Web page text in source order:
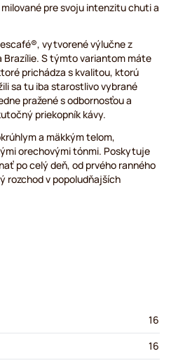
pre svoju intenzitu chuti a
vytvorené výlučne z
Brazílie. S týmto variantom máte
prichádza s kvalitou, ktorú
sa tu iba starostlivo vybrané
pražené s odbornosťou a
priekopník kávy.
a mäkkým telom,
orechovými tónmi. Poskytuje
po celý deň, od prvého ranného
rozchod v popoludňajších
16
16